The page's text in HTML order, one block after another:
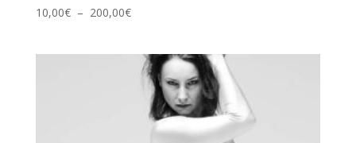
10,00€ – 200,00€Plage
10,00€
200,00€